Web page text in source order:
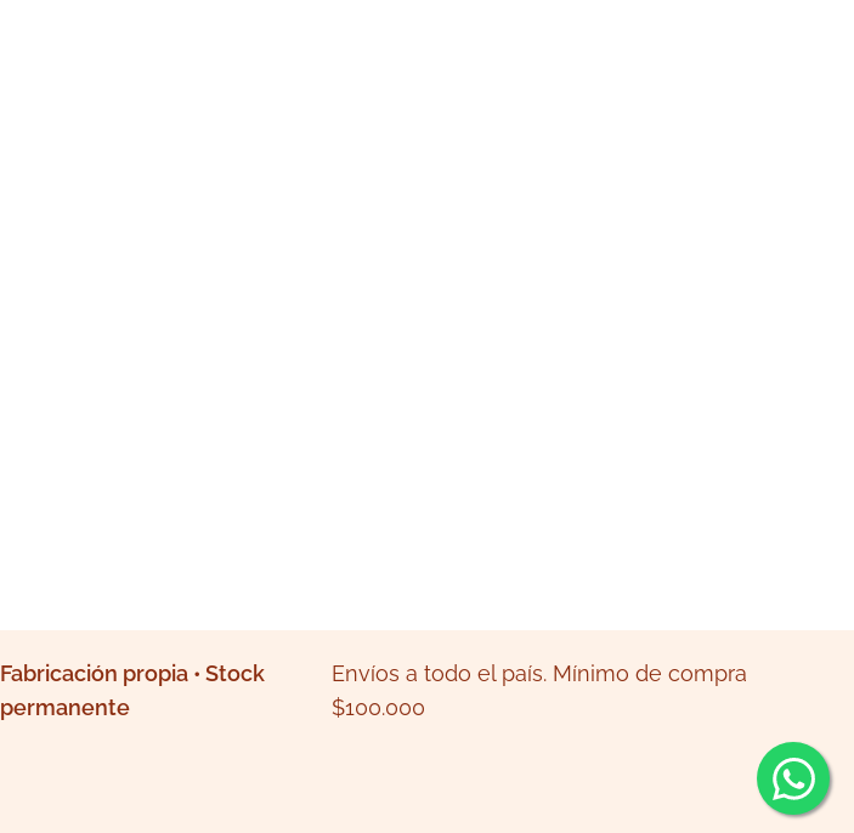
Fabricación propia • Stock
permanente
Envíos a todo el país. Mínimo de compra
$100.000